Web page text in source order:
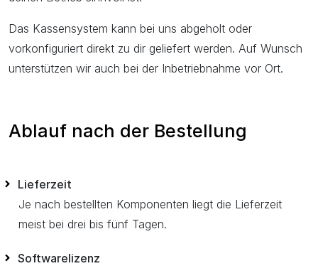
Das Kassensystem kann bei uns abgeholt oder
vorkonfiguriert direkt zu dir geliefert werden. Auf Wunsch
unterstützen wir auch bei der Inbetriebnahme vor Ort.
Ablauf nach der Bestellung
Lieferzeit
Je nach bestellten Komponenten liegt die Lieferzeit
meist bei drei bis fünf Tagen.
Softwarelizenz